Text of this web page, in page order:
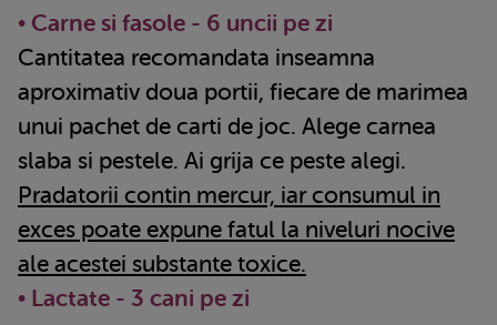
• Carne si fasole - 6 uncii pe zi
Cantitatea recomandata inseamna
aproximativ doua portii, fiecare de marimea
unui pachet de carti de joc. Alege carnea
slaba si pestele. Ai grija ce peste alegi.
Pradatorii contin mercur, iar consumul in
exces poate expune fatul la niveluri nocive
ale acestei substante toxice.
• Lactate - 3 cani pe zi